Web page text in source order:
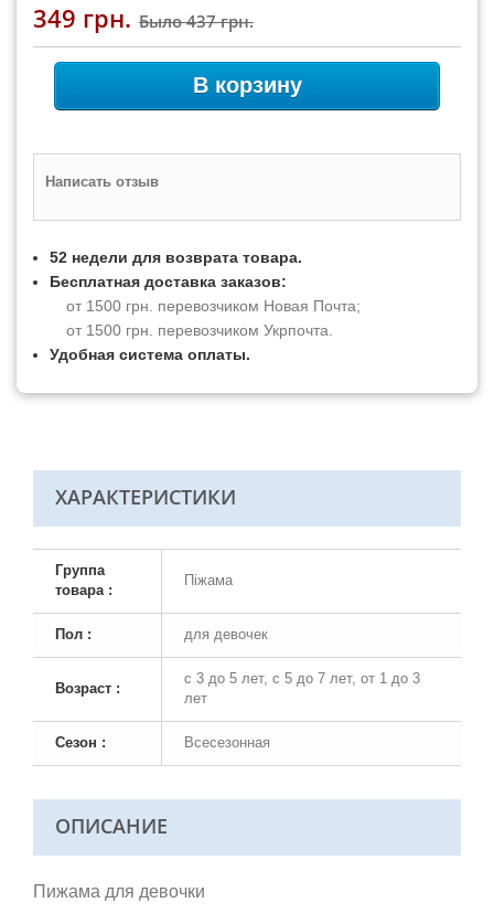
349 грн. Было437 грн.
В корзину
Написать отзыв
52 недели для возврата товара.
Бесплатная доставка заказов:
от 1500 грн. перевозчиком Новая Почта;
от 1500 грн. перевозчиком Укрпочта.
Удобная система оплаты.
ХАРАКТЕРИСТИКИ
Группа
товара :
Піжама
Пол : для девочек
Возраст :
с 3 до 5 лет, с 5 до 7 лет, от 1 до 3
лет
Сезон : Всесезонная
ОПИСАНИЕ
Пижама для девочки